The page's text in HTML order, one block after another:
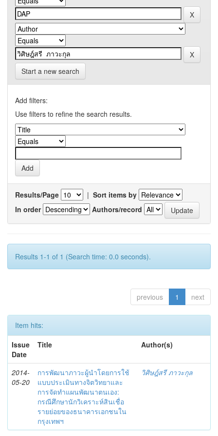
Start a new search
Add filters:
Use filters to refine the search results.
Results/Page | Sort items by
In order
Authors/record
Results 1-1 of 1 (Search time: 0.0 seconds).
previous 1 next
Item hits:
Issue
Date
Title Author(s)
2014-
05-20
การพัฒนาภาวะผู้นำโดยการใช้
แบบประเมินทางจิตวิทยาและ
การจัดทำแผนพัฒนาตนเอง:
กรณีศึกษานักวิเคราะห์สินเชื่อ
รายย่อยของธนาคารเอกชนใน
กรุงเทพฯ
วิศิษฎ์สรี ภาวะกุล